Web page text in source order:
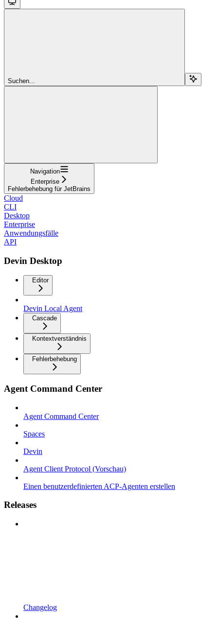
Suchen...
Navigation
Enterprise
Fehlerbehebung für JetBrains
Cloud
CLI
Desktop
Enterprise
Anwendungsfälle
API
Devin Desktop
Editor
Devin Local Agent
Cascade
Kontextverständnis
Fehlerbehebung
Agent Command Center
Agent Command Center
Spaces
Devin
Agent Client Protocol (Vorschau)
Einen benutzerdefinierten ACP-Agenten erstellen
Releases
Changelog